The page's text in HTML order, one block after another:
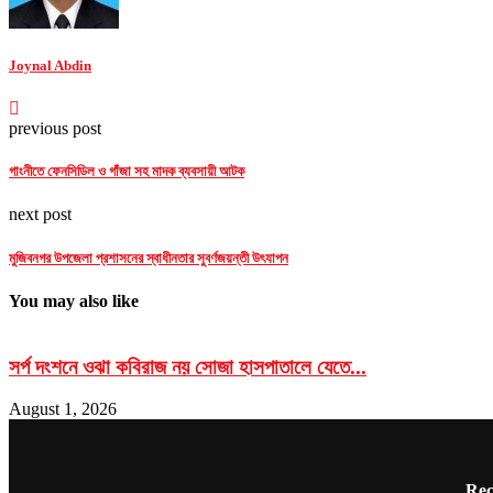
Joynal Abdin
previous post
গাংনীতে ফেনসিডিল ও গাঁজা সহ মাদক ব্যবসায়ী আটক
next post
মুজিবনগর উপজেলা প্রশাসনের স্বাধীনতার সুবর্ণজয়ন্তী উৎযাপন
You may also like
সর্প দংশনে ওঝা কবিরাজ নয় সোজা হাসপাতালে যেতে...
August 1, 2026